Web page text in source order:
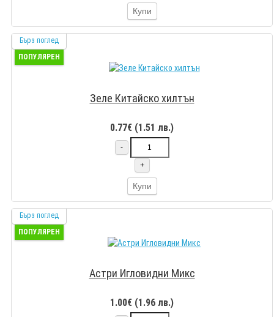
Купи
Бърз поглед
ПОПУЛЯРЕН
Зеле Китайско хилтън
0.77€ (1.51 лв.)
-
+
Купи
Бърз поглед
ПОПУЛЯРЕН
Астри Игловидни Микс
1.00€ (1.96 лв.)